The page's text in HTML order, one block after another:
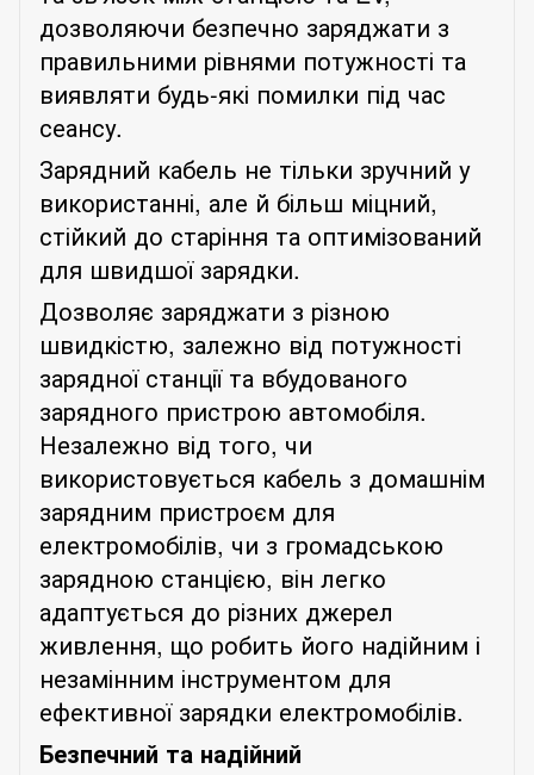
дозволяючи безпечно заряджати з
правильними рівнями потужності та
виявляти будь-які помилки під час
сеансу.
Зарядний кабель не тільки зручний у
використанні, але й більш міцний,
стійкий до старіння та оптимізований
для швидшої зарядки.
Дозволяє заряджати з різною
швидкістю, залежно від потужності
зарядної станції та вбудованого
зарядного пристрою автомобіля.
Незалежно від того, чи
використовується кабель з домашнім
зарядним пристроєм для
електромобілів, чи з громадською
зарядною станцією, він легко
адаптується до різних джерел
живлення, що робить його надійним і
незамінним інструментом для
ефективної зарядки електромобілів.
Безпечний та надійний